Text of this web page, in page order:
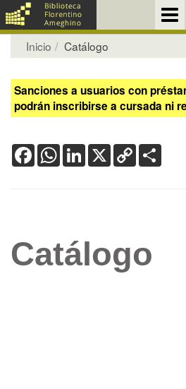
Inicio Catálogo
Sanciones a usuarios con
podrán inscribirse a cursada ni
FacebookWhatsApp
LinkedIn
X Copy
Link
Catálogo